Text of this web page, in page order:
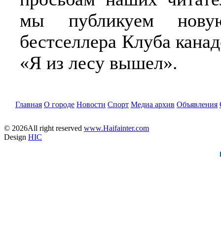
мы публикуем
бестселлера Клуба
«Я из лесу вышел».
Главная О городе Новости Спорт Медиа архив Объявления
© 2026All right reserved www.Haifainter.com
Design HIC